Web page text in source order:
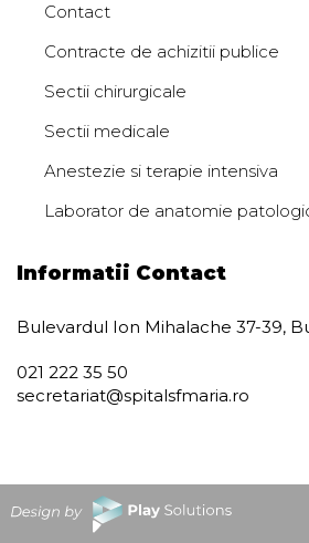
Contact
Contracte de achizitii publice
Sectii chirurgicale
Sectii medicale
Anestezie si terapie intensiva
Laborator de anatomie
Informatii Contact
Bulevardul Ion Mihalache 37-39,
021 222 35 50
secretariat@spitalsfmaria.ro